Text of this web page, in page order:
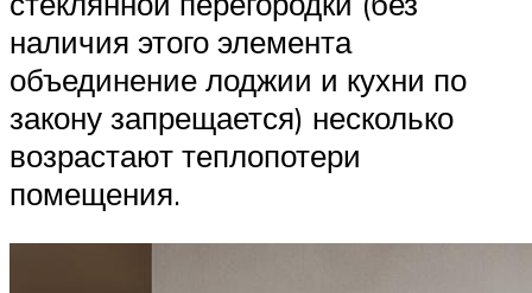
наличия этого элемента
объединение лоджии и кухни по
закону запрещается) несколько
возрастают теплопотери
помещения.